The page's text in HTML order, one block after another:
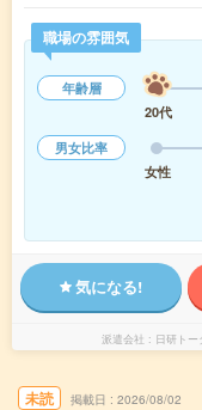
職場の雰囲気
年齢層
20代
男女比率
女性
気になる!
派遣会社 日研ト
未読 掲載日 2026/08/02